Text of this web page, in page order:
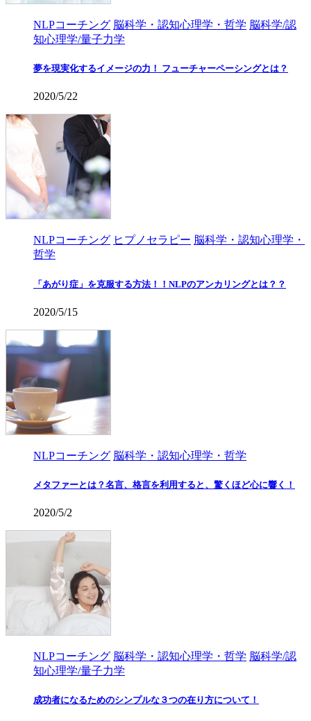
NLPコーチング 脳科学・認知心理学・哲学 脳科学/認
知心理学/量子力学
夢を現実化するイメージの力！ フューチャーペーシングとは？
2020/5/22
NLPコーチング ヒプノセラピー 脳科学・認知心理学・
哲学
「あがり症」を克服する方法！！NLPのアンカリングとは？？
2020/5/15
NLPコーチング 脳科学・認知心理学・哲学
メタファーとは？名言、格言を利用すると、驚くほど心に響く！
2020/5/2
NLPコーチング 脳科学・認知心理学・哲学 脳科学/認
知心理学/量子力学
成功者になるためのシンプルな３つの在り方について！